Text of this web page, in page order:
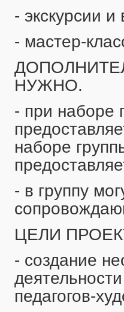
- экскурсии
- мастер-
НУЖНО.
- при наборе
наборе
- в группу
ЦЕЛИ
- создание
педагогов-